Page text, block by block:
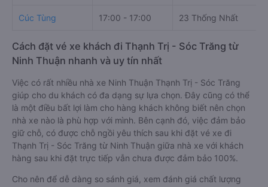
Cúc Tùng 17:00 - 17:00 23 Thống Nhất
Cách đặt vé xe khách đi Thạnh Trị - Sóc Trăng từ
Ninh Thuận nhanh và uy tín nhất
Việc có rất nhiều nhà xe Ninh Thuận Thạnh Trị - Sóc Trăng
giúp cho du khách có đa dạng sự lựa chọn. Đây cũng có thể
là một điều bất lợi làm cho hàng khách không biết nên chọn
nhà xe nào là phù hợp với mình. Bên cạnh đó, việc đảm bảo
giữ chỗ, có được chỗ ngồi yêu thích sau khi đặt vé xe đi
Thạnh Trị - Sóc Trăng từ Ninh Thuận giữa nhà xe với khách
hàng sau khi đặt trực tiếp vẫn chưa được đảm bảo 100%.
Cho nên để dễ dàng so sánh giá, xem đánh giá chất lượng